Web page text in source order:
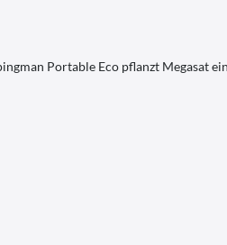
Portable Eco pflanzt Megasat